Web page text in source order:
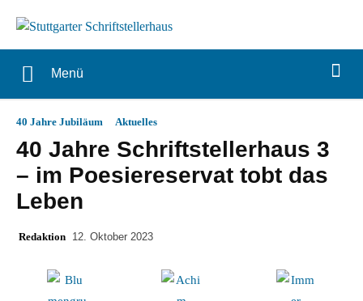
Menü
40 Jahre Jubiläum Aktuelles
40 Jahre Schriftstellerhaus 3
– im Poesiereservat tobt das
Leben
Redaktion 12. Oktober 2023